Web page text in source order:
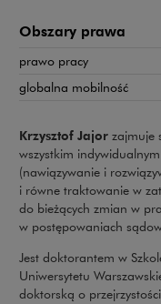
Obszary prawa
prawo pracy
globalna mobilność
Krzysztof Jajor zajmuje
wszystkim
(nawiązywanie i
i równe traktowanie w
do bieżących zmian w
w postępowaniach
Jest doktorantem w
Uniwersytetu
doktorską o